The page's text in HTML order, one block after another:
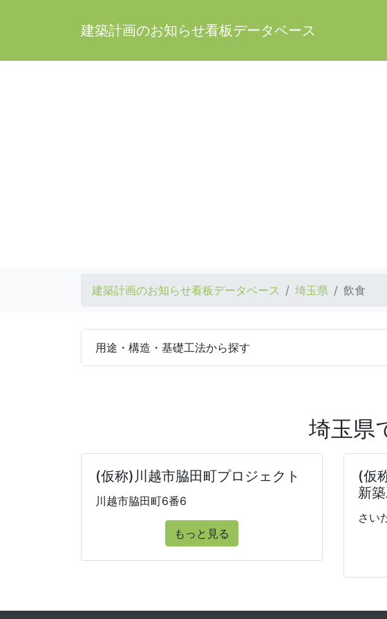
建築計画のお知らせ看板データベース
建築計画のお知らせ看板データベース 埼玉県 飲食
用途・構造・基礎工法から探す
埼玉県
(仮称)川越市脇田町プロジェクト
川越市脇田町6番6
もっと見る
(仮
新
さい